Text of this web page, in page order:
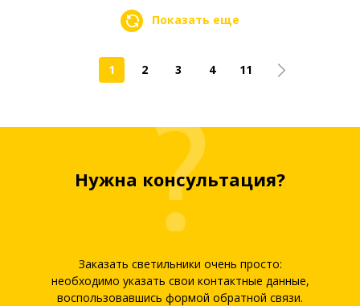
Показать еще
1 2 3 4 11
Нужна консультация?
Заказать светильники очень просто:
необходимо указать свои контактные данные,
воспользовавшись формой обратной связи.